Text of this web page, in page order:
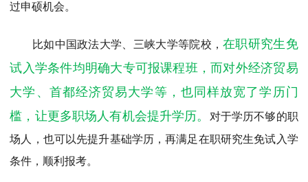
过申硕机会。
比如中国政法大学、三峡大学等院校，在职研究生免
试入学条件均明确大专可报课程班，而对外经济贸易
大学、首都经济贸易大学等，也同样放宽了学历门
槛，让更多职场人有机会提升学历。
对于学历不够的职
场人，也可以先提升基础学历，再满足在职研究生免试入学
条件，顺利报考。